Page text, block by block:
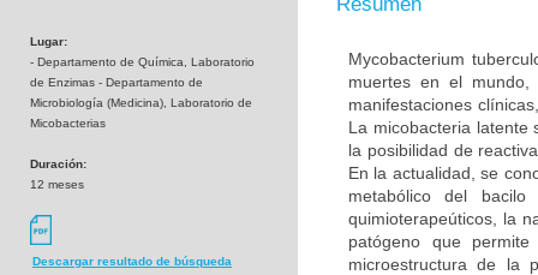
Lugar:
- Departamento de Química, Laboratorio
de Enzimas - Departamento de
Microbiología (Medicina), Laboratorio de
Micobacterias
Duración:
12 meses
Descargar resultado de búsqueda
Mycobacterium
muertes en el
manifestaciones
La micobacteria latente
la posibilidad de
En la actualidad, se
metabólico del
quimioterapeúticos, la
patógeno que
microestructura de la